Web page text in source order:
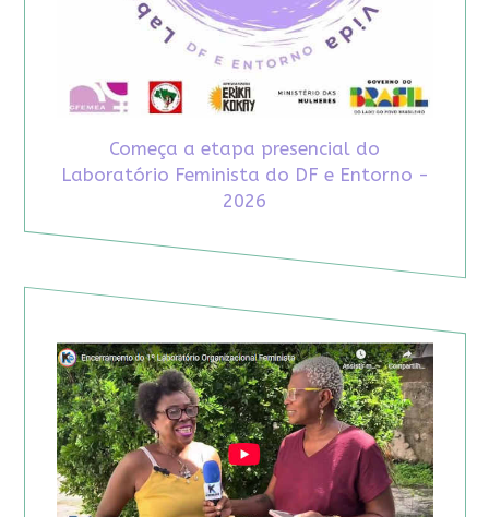
Começa a etapa presencial do
Laboratório Feminista do DF e Entorno -
2026